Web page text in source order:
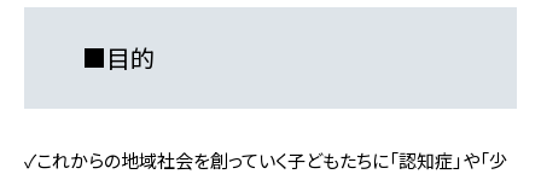
■目的
✓これからの地域社会を創っていく子どもたちに「認知症」や「少